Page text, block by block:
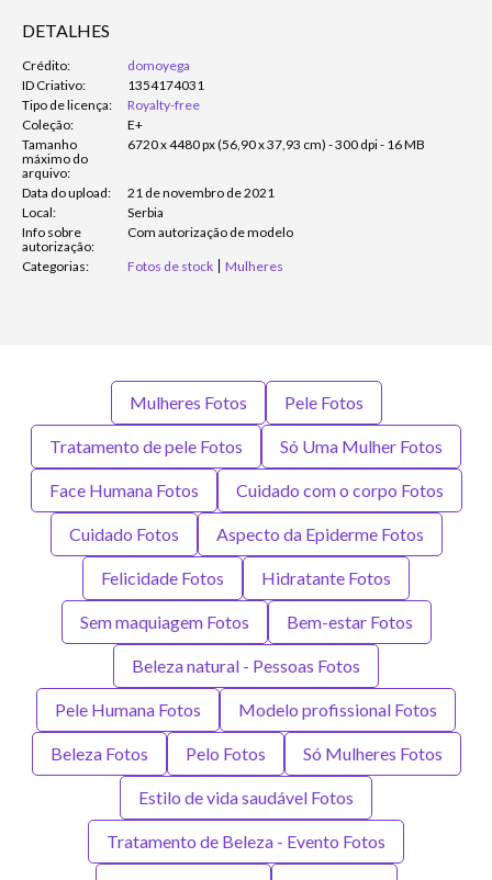
DETALHES
Crédito:
domoyega
ID Criativo:
1354174031
Tipo de licença:
Royalty-free
Coleção:
E+
Tamanho
máximo do
arquivo:
6720 x 4480 px (56,90 x 37,93 cm) - 300 dpi - 16 MB
Data do upload:
21 de novembro de 2021
Local:
Serbia
Info sobre
autorização:
Com autorização de modelo
Categorias: Fotos de stock Mulheres
Mulheres Fotos Pele Fotos
Tratamento de pele Fotos Só Uma Mulher Fotos
Face Humana Fotos Cuidado com o corpo Fotos
Cuidado Fotos Aspecto da Epiderme Fotos
Felicidade Fotos Hidratante Fotos
Sem maquiagem Fotos Bem-estar Fotos
Beleza natural - Pessoas Fotos
Pele Humana Fotos Modelo profissional Fotos
Beleza Fotos Pelo Fotos Só Mulheres Fotos
Estilo de vida saudável Fotos
Tratamento de Beleza - Evento Fotos